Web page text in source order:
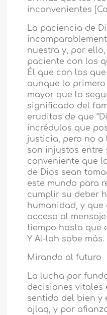
inconvenientes
La paciencia de
nuestra y, por
paciente con los
Él que con los
aunque lo
mayor que lo
significado del
eruditos de que
incrédulos que
justicia, pero no a
son injustos entre
conveniente que
de Dios sean
este mundo para
cumplir su deber
humanidad, y
acceso al
tiempo hasta que
Y Al-lah sabe más.
Mirando al futuro
La lucha por
decisiones vitales
sentido del bien y
ajlaq, y por